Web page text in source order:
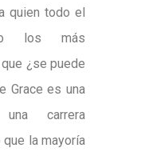
quien todo el
los más
¿se puede
Grace es una
carrera
la mayoría